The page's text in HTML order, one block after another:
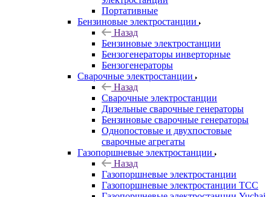
Портативные
Бензиновые электростанции
Назад
Бензиновые электростанции
Бензогенераторы инверторные
Бензогенераторы
Сварочные электростанции
Назад
Сварочные электростанции
Дизельные сварочные генераторы
Бензиновые сварочные генераторы
Однопостовые и двухпостовые
сварочные агрегаты
Газопоршневые электростанции
Назад
Газопоршневые электростанции
Газопоршневые электростанции ТСС